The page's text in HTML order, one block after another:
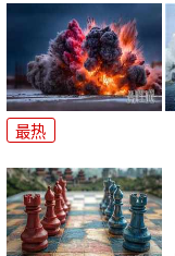
最热